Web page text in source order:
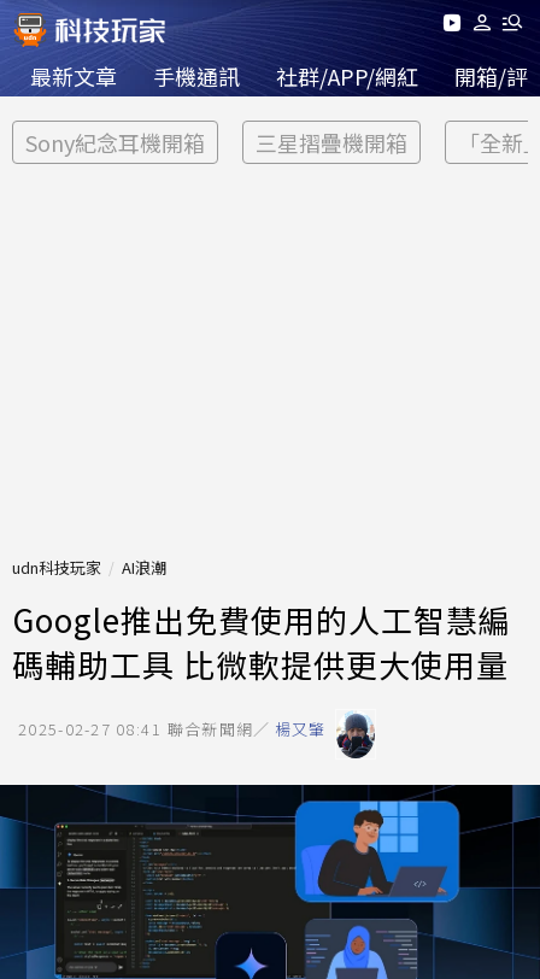
最新文章 手機通訊 社群/APP/網紅 開箱/評
Sony紀念耳機開箱 三星摺疊機開箱 「全新
udn科技玩家 AI浪潮
Google推出免費使用的人工智慧編
碼輔助工具 比微軟提供更大使用量
2025-02-27 08:41 聯合新聞網／ 楊又肇